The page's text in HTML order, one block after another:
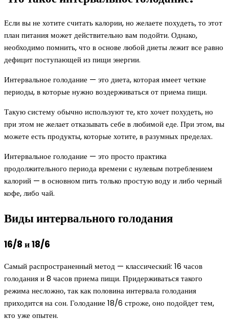
Если вы не хотите считать калории, но желаете похудеть, то этот
план питания может действительно вам подойти. Однако,
необходимо помнить, что в основе любой диеты лежит все равно
дефицит поступающей из пищи энергии.
Интервальное голодание — это диета, которая имеет четкие
периоды, в которые нужно воздерживаться от приема пищи.
Такую систему обычно используют те, кто хочет похудеть, но
при этом не желает отказывать себе в любимой еде. При этом, вы
можете есть продукты, которые хотите, в разумных пределах.
Интервальное голодание — это просто практика
продолжительного периода времени с нулевым потреблением
калорий — в основном пить только простую воду и либо черный
кофе, либо чай.
Виды интервального голодания
16/8 и 18/6
Самый распространенный метод — классический: 16 часов
голодания и 8 часов приема пищи. Придерживаться такого
режима несложно, так как половина интервала голодания
приходится на сон. Голодание 18/6 строже, оно подойдет тем,
кто уже опытен.